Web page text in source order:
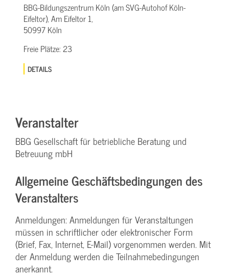
BBG-Bildungszentrum Köln (am SVG-Autohof Köln-
Eifeltor), Am Eifeltor 1,
50997 Köln
Freie Plätze:23
DETAILS
Veranstalter
BBG Gesellschaft für betriebliche Beratung und
Betreuung mbH
Allgemeine Geschäftsbedingungen des
Veranstalters
Anmeldungen: Anmeldungen für Veranstaltungen
müssen in schriftlicher oder elektronischer Form
(Brief, Fax, Internet, E-Mail) vorgenommen werden. Mit
der Anmeldung werden die Teilnahme­bedingungen
anerkannt.